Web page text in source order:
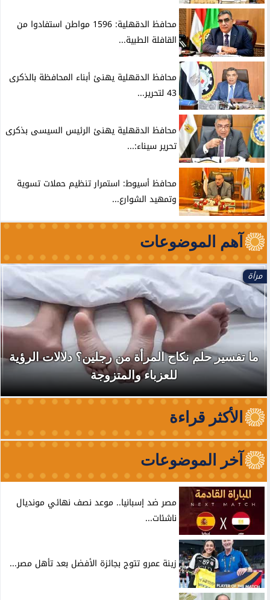
محافظ الدقهلية: 1596 مواطن استفادوا من
القافلة الطبية...
محافظ الدقهلية يهنئ أبناء المحافظة بالذكرى
43 لتحرير...
محافظ الدقهلية يهنئ الرئيس السيسى بذكرى
تحرير سيناء:...
محافظ أسيوط: استمرار تنظيم حملات تسوية
وتمهيد الشوارع...
آهم الموضوعات
مرأة
ما تفسير حلم نكاح المرأة من رجلين؟ دلالات الرؤية
للعزباء والمتزوجة
الأكثر قراءة
آخر الموضوعات
مصر ضد إسبانيا.. موعد نصف نهائي مونديال
ناشئات...
زينة عمرو تتوج بجائزة الأفضل بعد تأهل مصر...